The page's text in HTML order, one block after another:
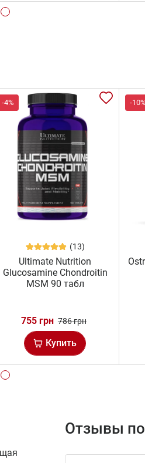
-4%
(13)
Ultimate Nutrition
Glucosamine Chondroitin
MSM 90 табл
755 грн 786 грн
Купить
-10%
Отзывы